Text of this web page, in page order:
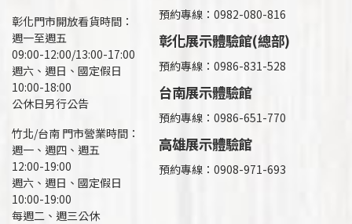
彰化門市開放看貨時間：
週一至週五
09:00-12:00/13:00-17:00
週六、週日、國定假日
10:00-18:00
公休日另行公告
竹北/台南 門市營業時間：
週一、週四、週五
12:00-19:00
週六、週日、國定假日
10:00-19:00
每週二、週三公休
預約專線：0982-080-816
彰化展示體驗館(總部)
預約專線： 0986-831-528
台南展示體驗館
預約專線：0986-651-770
高雄展示體驗館
預約專線： 0908-971-693